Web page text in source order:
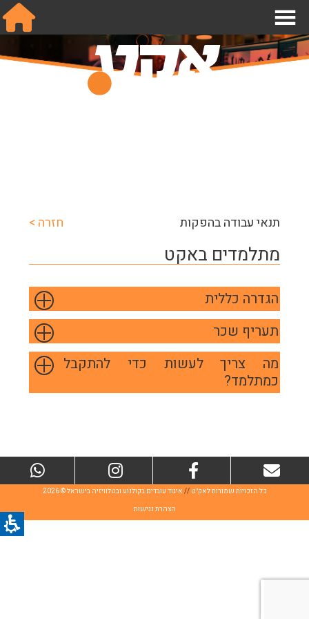
הצטרפו אלינו
צור קשר
English
תנאי עבודה בהפקות חזרה >
מתלמדים באקט
הגדרה כללית
תעריף שכר
מה צריך לעשות כדי להתקבל
כמתלמד?
צור
קשר
Instagram
כל הזכויות שמורות לאק״ט// איגוד עובדים בקולנוע ובטלוויזיה בישראל © 2026
הצהרת נגישות